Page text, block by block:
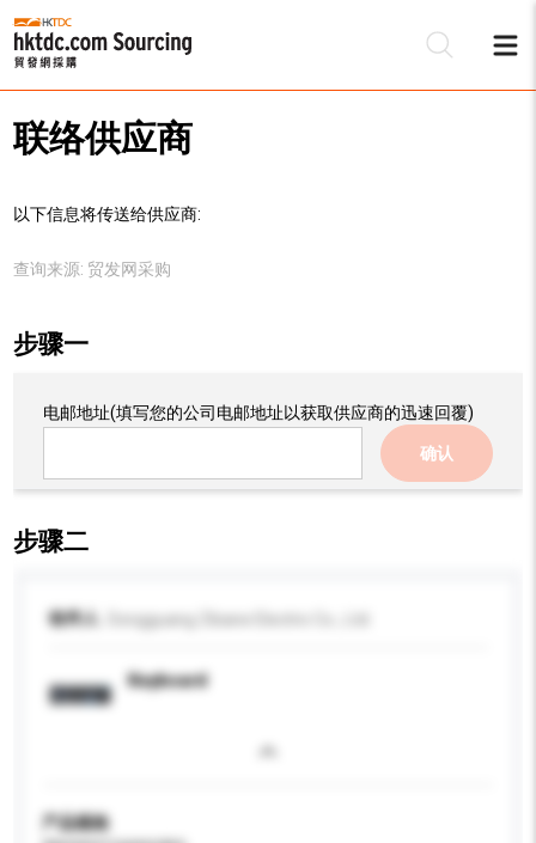
联络供应商
以下信息将传送给供应商:
查询来源: 贸发网采购
步骤一
电邮地址(填写您的公司电邮地址以获取供应商的迅速回覆)
确认
步骤二
收件人 Dongguang Zibane Electric Co., Ltd.
Keyboard
产品规格